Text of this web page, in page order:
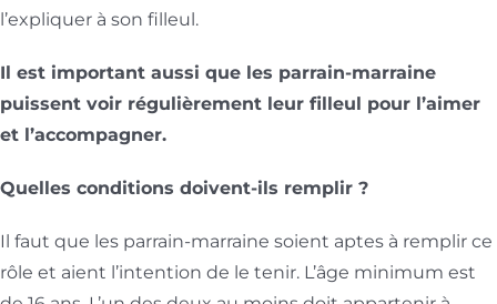
l’expliquer à son filleul.
Il est important aussi que les parrain-marraine
puissent voir régulièrement leur filleul pour l’aimer
et l’accompagner.
Quelles conditions doivent-ils remplir ?
Il faut que les parrain-marraine soient aptes à remplir ce
rôle et aient l’intention de le tenir. L’âge minimum est